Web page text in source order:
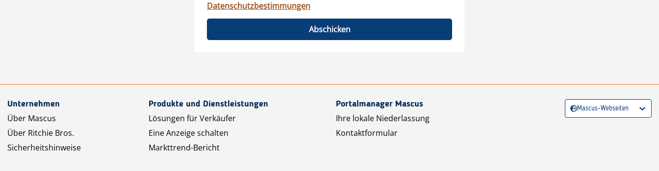
Datenschutzbestimmungen
Abschicken
Unternehmen
Über Mascus
Über Ritchie Bros.
Sicherheitshinweise
Produkte und Dienstleistungen
Lösungen für Verkäufer
Eine Anzeige schalten
Markttrend-Bericht
Portalmanager Mascus
Ihre lokale Niederlassung
Kontaktformular
Mascus-Webseiten